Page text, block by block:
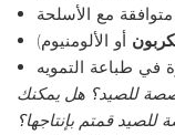
مع الأسلحة
أو الألومنيوم)
للصيد؟ هل يمكنك